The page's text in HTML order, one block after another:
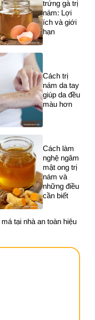
trứng gà trị
nám: Lợi
ích và giới
hạn
Cách trị
nám da tay
giúp da đều
màu hơn
Cách làm
nghệ ngâm
mật ong trị
nám và
những điều
cần biết
tại nhà an toàn hiệu